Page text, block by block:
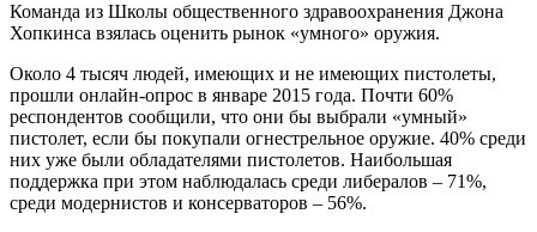
Команда из Школы общественного здравоохранения Джона
Хопкинса взялась оценить рынок «умного» оружия.
Около 4 тысяч людей, имеющих и не имеющих пистолеты,
прошли онлайн-опрос в январе 2015 года. Почти 60%
респондентов сообщили, что они бы выбрали «умный»
пистолет, если бы покупали огнестрельное оружие. 40% среди
них уже были обладателями пистолетов. Наибольшая
поддержка при этом наблюдалась среди либералов – 71%,
среди модернистов и консерваторов – 56%.